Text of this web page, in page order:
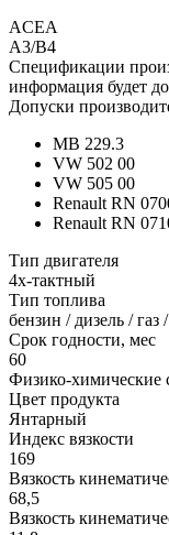
ACEA
A3/B4
Спецификации
информация будет
Допуски
MB 229.3
VW 502 00
VW 505 00
Renault RN
Renault RN
Тип двигателя
4х-тактный
Тип топлива
бензин / дизель / газ
Срок годности, мес
60
Физико-химические
Цвет продукта
Янтарный
Индекс вязкости
169
Вязкость
68,5
Вязкость